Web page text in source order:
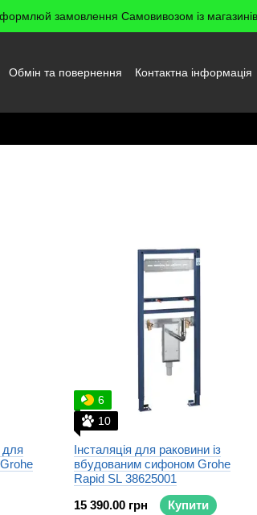
замовлення Самовивозом із
Обмін та повернення Контактна інформація
для
6
10
Інсталяція для раковини із
вбудованим сифоном Grohe
Rapid SL 38625001
15 390.00 грн
Купити